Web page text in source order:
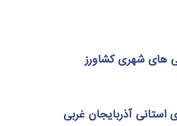
های شهری کشاورز
استانی آذربایجان غربی